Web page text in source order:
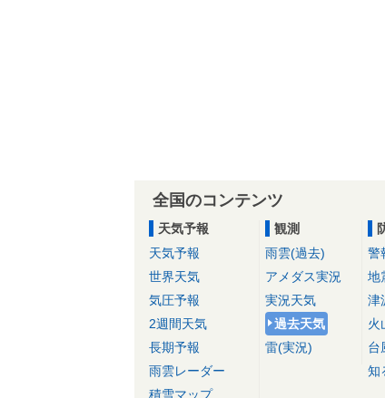
全国のコンテンツ
天気予報
天気予報
世界天気
気圧予報
2週間天気
長期予報
雨雲レーダー
積雪マップ
観測
雨雲(過去)
アメダス実況
実況天気
過去天気
雷(実況)
警
地
津
火
台
知